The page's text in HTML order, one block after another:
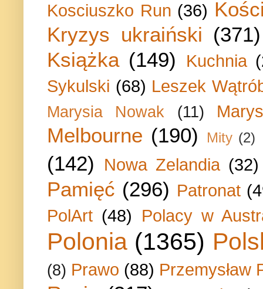
Kosciuszko Run (36)
Kryzys ukraiński (371)
Książka (149) Kuchnia
Sykulski (68) Leszek
Marysia Nowak (11)
Melbourne (190) Mity (2)
(142) Nowa Zelandia (32)
Pamięć (296) Patronat
PolArt (48) Polacy w
Polonia (1365)
(8) Prawo (88) Przemysław